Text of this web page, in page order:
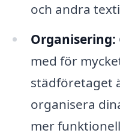
och andra
Organisering:
med för
städföretaget
organisera
mer